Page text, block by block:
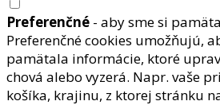
Preferenčné - aby sme si
Preferenčné cookies umožňujú,
pamätala informácie, ktoré
chová alebo vyzerá. Napr. vaše
košíka, krajinu, z ktorej stránku